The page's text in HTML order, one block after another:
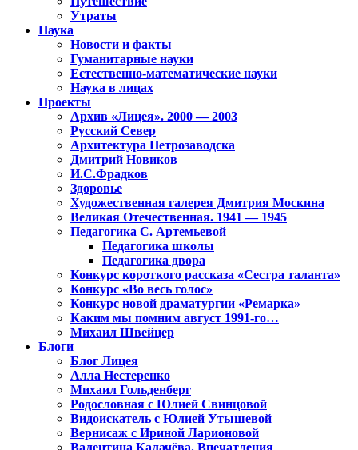
Утраты
Наука
Новости и факты
Гуманитарные науки
Естественно-математические науки
Наука в лицах
Проекты
Архив «Лицея». 2000 — 2003
Русский Север
Архитектура Петрозаводска
Дмитрий Новиков
И.С.Фрадков
Здоровье
Художественная галерея Дмитрия Москина
Великая Отечественная. 1941 — 1945
Педагогика С. Артемьевой
Педагогика школы
Педагогика двора
Конкурс короткого рассказа «Сестра таланта»
Конкурс «Во весь голос»
Конкурс новой драматургии «Ремарка»
Каким мы помним август 1991-го…
Михаил Швейцер
Блоги
Блог Лицея
Алла Нестеренко
Михаил Гольденберг
Родословная с Юлией Свинцовой
Видоискатель с Юлией Утышевой
Вернисаж с Ириной Ларионовой